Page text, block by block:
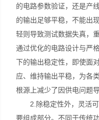
的电路参数验证，还是产
的输出足够平稳，不能出
轻则导致测试数据失真，
通过优化的电路设计与严
下的输出稳定性，即使面
应、维持输出平稳，为各
根源上减少了因供电问题
2.除稳定性外，灵活可
要组成部分。不同于传统